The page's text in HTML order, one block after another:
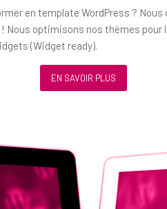
en template WordPress ?
Nous optimisons nos thèmes pour
(Widget ready).
EN SAVOIR PLUS